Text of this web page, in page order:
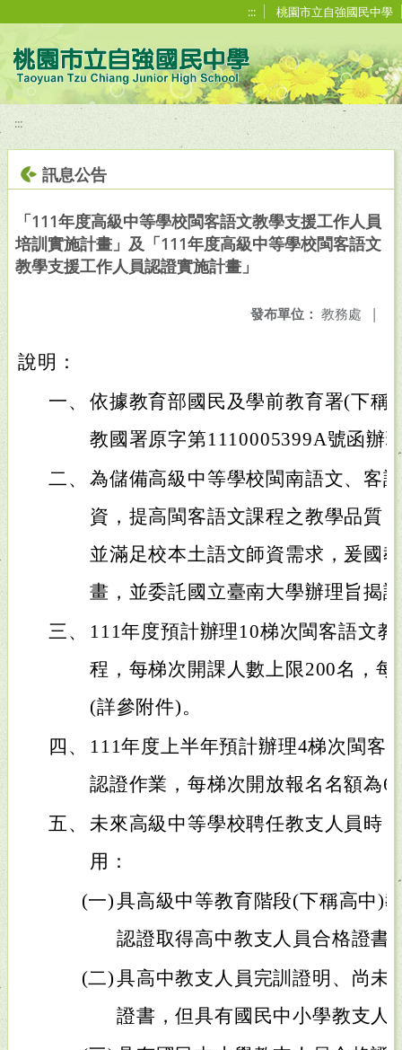
::: 桃園市立自強國民中學
:::
訊息公告
「111年度高級中等學校閩客語文教學支援工作人員
培訓實施計畫」及「111年度高級中等學校閩客語文
教學支援工作人員認證實施計畫」
發布單位： 教務處 |
說明：
一、 依據教育部國民及學前教育署(下稱
教國署原字第1110005399A號函辦
二、 為儲備高級中等學校閩南語文、客
資，提高閩客語文課程之教學品質
並滿足校本土語文師資需求，爰國
畫，並委託國立臺南大學辦理旨揭
三、
111年度預計辦理10梯次閩客語文
程，每梯次開課人數上限200名，
(詳參附件)。
四、
111年度上半年預計辦理4梯次閩客
認證作業，每梯次開放報名名額為
五、 未來高級中等學校聘任教支人員時
用：
(一)具高級中等教育階段(下稱高中)
認證取得高中教支人員合格證書
(二)具高中教支人員完訓證明、尚未
證書，但具有國民中小學教支人